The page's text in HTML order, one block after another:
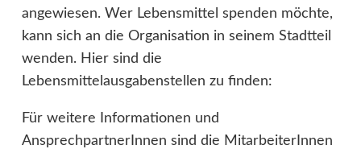
angewiesen. Wer Lebensmittel spenden möchte,
kann sich an die Organisation in seinem Stadtteil
wenden. Hier sind die
Lebensmittelausgabenstellen zu finden:
Für weitere Informationen und
AnsprechpartnerInnen sind die MitarbeiterInnen